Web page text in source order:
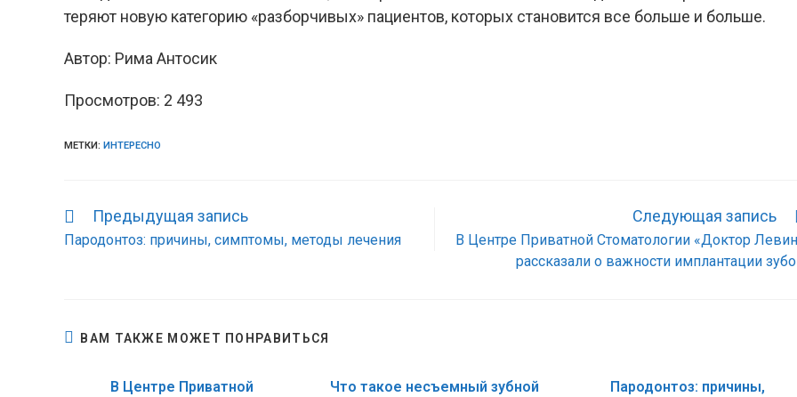
теряют новую категорию «разборчивых» пациентов, которых становится все больше и больше.
Автор: Рима Антосик
Просмотров: 2 493
МЕТКИ: ИНТЕРЕСНО
Еще
статьи
Предыдущая запись
Пародонтоз: причины, симптомы, методы лечения
Следующая запись
В Центре Приватной Стоматологии «Доктор
рассказали о важности имплантации
ВАМ ТАКЖЕ МОЖЕТ ПОНРАВИТЬСЯ
В Центре Приватной
Что такое несъемный зубной
Пародонтоз: причины,